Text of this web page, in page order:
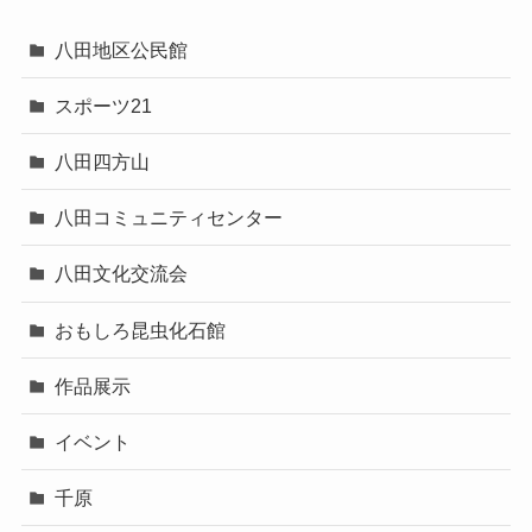
八田地区公民館
スポーツ21
八田四方山
八田コミュニティセンター
八田文化交流会
おもしろ昆虫化石館
作品展示
イベント
千原